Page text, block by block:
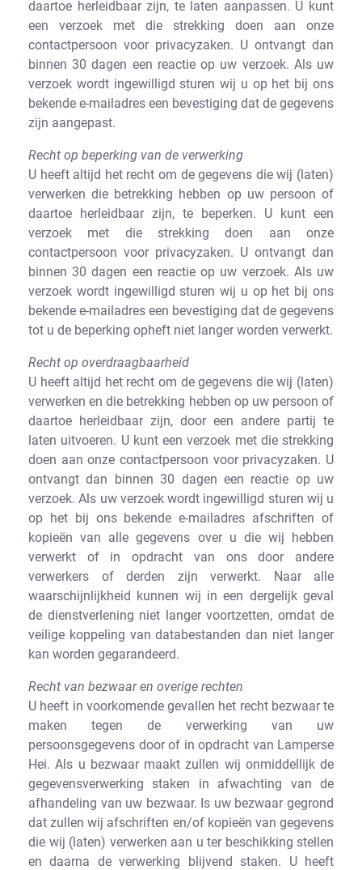
daartoe herleidbaar zijn, te laten aanpassen. U kunt
een verzoek met die strekking doen aan onze
contactpersoon voor privacyzaken. U ontvangt dan
binnen 30 dagen een reactie op uw verzoek. Als uw
verzoek wordt ingewilligd sturen wij u op het bij ons
bekende e-mailadres een bevestiging dat de gegevens
zijn aangepast.
Recht op beperking van de verwerking
U heeft altijd het recht om de gegevens die wij (laten)
verwerken die betrekking hebben op uw persoon of
daartoe herleidbaar zijn, te beperken. U kunt een
verzoek met die strekking doen aan onze
contactpersoon voor privacyzaken. U ontvangt dan
binnen 30 dagen een reactie op uw verzoek. Als uw
verzoek wordt ingewilligd sturen wij u op het bij ons
bekende e-mailadres een bevestiging dat de gegevens
tot u de beperking opheft niet langer worden verwerkt.
Recht op overdraagbaarheid
U heeft altijd het recht om de gegevens die wij (laten)
verwerken en die betrekking hebben op uw persoon of
daartoe herleidbaar zijn, door een andere partij te
laten uitvoeren. U kunt een verzoek met die strekking
doen aan onze contactpersoon voor privacyzaken. U
ontvangt dan binnen 30 dagen een reactie op uw
verzoek. Als uw verzoek wordt ingewilligd sturen wij u
op het bij ons bekende e-mailadres afschriften of
kopieën van alle gegevens over u die wij hebben
verwerkt of in opdracht van ons door andere
verwerkers of derden zijn verwerkt. Naar alle
waarschijnlijkheid kunnen wij in een dergelijk geval
de dienstverlening niet langer voortzetten, omdat de
veilige koppeling van databestanden dan niet langer
kan worden gegarandeerd.
Recht van bezwaar en overige rechten
U heeft in voorkomende gevallen het recht bezwaar te
maken tegen de verwerking van uw
persoonsgegevens door of in opdracht van Lamperse
Hei. Als u bezwaar maakt zullen wij onmiddellijk de
gegevensverwerking staken in afwachting van de
afhandeling van uw bezwaar. Is uw bezwaar gegrond
dat zullen wij afschriften en/of kopieën van gegevens
die wij (laten) verwerken aan u ter beschikking stellen
en daarna de verwerking blijvend staken. U heeft